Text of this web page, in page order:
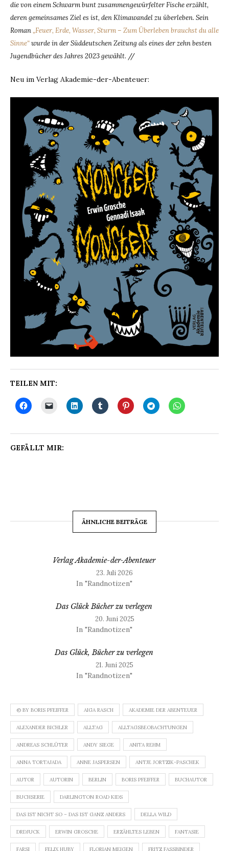
die von einem Schwarm bunt zusammengewürfelter Fische erzählt,
deren gemeinsames Ziel es ist, den Klimawandel zu überleben. Sein
Roman„Feuer, Erde, Wasser, Sturm – Zum Überleben brauchst du alle
Sinne“wurde in der Süddeutschen Zeitung als eines der zehn besten
Jugendbücher des Jahres 2023 gewählt. //
Neu im Verlag Akademie-der-Abenteuer:
TEILEN MIT:
GEFÄLLT MIR:
ÄHNLICHE BEITRÄGE
Verlag Akademie-der-Abenteuer
23. Juli 2026
In "Randnotizen"
Das Glück Bücher zu verlegen
20. Juni 2025
In "Randnotizen"
Das Glück, Bücher zu verlegen
21. Juni 2025
In "Randnotizen"
© BY BORIS PFEIFFER AIGA RASCH AKADEMIE DER ABENTEUER
ALEXANDER BICHLER ALLTAG ALLTAGSBEOBACHTUNGEN
ANDREAS SCHLÜTER ANDY SIEGE ANITA REHM
ANNA TORTAJADA ANNE JASPERSEN ANTJE JORTZIK-PASCHEK
AUTOR AUTORIN BERLIN BORIS PFEIFFER BUCHAUTOR
BUCHSERIE DARLINGTON ROAD KIDS
DAS IST NICHT SO – DAS IST GANZ ANDERS DELLA WILD
DRDJUCK ERWIN GROSCHE ERZÄHLTES LEBEN FANTASIE
FARSI FELIX HUBY FLORIAN MEIGEN FRITZ FASSBINDER